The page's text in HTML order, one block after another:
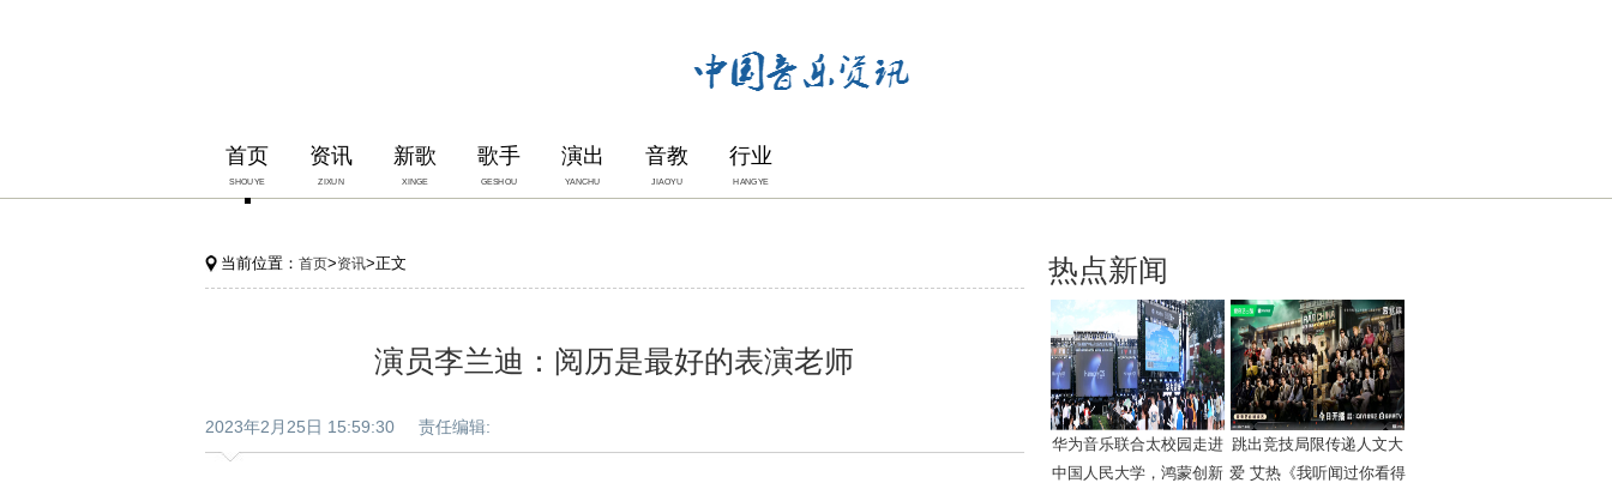
首页
SHOUYE
资讯
ZIXUN
新歌
XINGE
歌手
GESHOU
演出
YANCHU
音教
JIAOYU
行业
HANGYE
当前位置： 首页>资讯>正文
演员李兰迪：阅历是最好的表演老师
2023年2月25日 15:59:30 责任编辑:
热点新闻
华为音乐联合太校园走进
中国人民大学，鸿蒙创新
跳出竞技局限传递人文大
爱 艾热《我听闻过你看得